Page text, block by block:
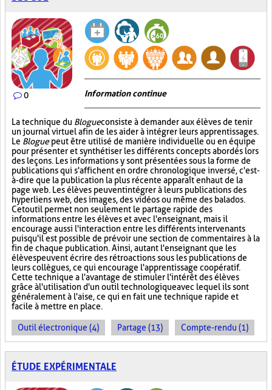
0 Information continue
La technique du Blogueconsiste à demander aux élèves de tenir
un journal virtuel afin de les aider à intégrer leurs apprentissages.
Le Bloguepeut être utilisé de manière individuelle ou en équipe
pour présenter et synthétiser les différents concepts abordés lors
des leçons. Les informations y sont présentées sous la forme de
publications qui s'affichent en ordre chronologique inversé, c'est-
à-dire que la publication la plus récente apparaît en haut de la
page web. Les élèves peuvent intégrer à leurs publications des
hyperliens web, des images, des vidéos ou même des balados.
Cet outil permet non seulement le partage rapide des
informations entre les élèves et avec l'enseignant, mais il
encourage aussi l'interaction entre les différents intervenants
puisqu'il est possible de prévoir une section de commentaires à la
fin de chaque publication. Ainsi, autant l'enseignant que les
élèves peuvent écrire des rétroactions sous les publications de
leurs collègues, ce qui encourage l'apprentissage coopératif.
Cette technique a l'avantage de stimuler l'intérêt des élèves
grâce à l'utilisation d'un outil technologique avec lequel ils sont
généralement à l'aise, ce qui en fait une technique rapide et
facile à mettre en place.
Outil électronique (4) Partage (13) Compte-rendu (1)
ÉTUDE EXPÉRIMENTALE